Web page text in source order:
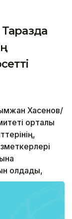
Таразда
Хасенов/
орталық
қолдады,